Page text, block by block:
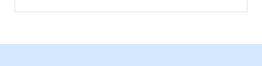
文化机构信息公开